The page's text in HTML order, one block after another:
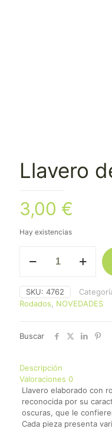
Llavero
3,00 €
Hay existencias
cantidad
SKU: 4762
Rodados
NOVEDADES
Buscar
Descripción
Valoraciones 0
Llavero elaborado con
reconocida por su
oscuras, que le
Cada pieza presenta